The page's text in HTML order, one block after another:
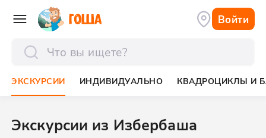
Войти
ЭКСКУРСИИ ИНДИВИДУАЛЬНО КВАДРОЦИКЛЫ И
Экскурсии из Избербаша